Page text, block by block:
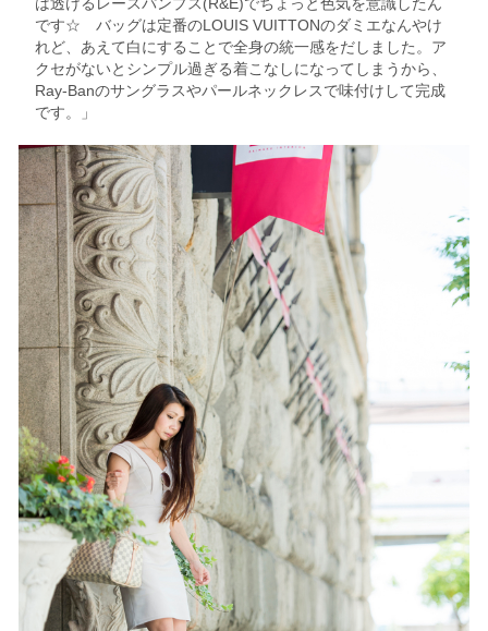
です☆ バッグは定番のLOUIS VUITTONのダミエなんやけ
れど、あえて白にすることで全身の統一感をだしました。ア
クセがないとシンプル過ぎる着こなしになってしまうから、
Ray-Banのサングラスやパールネックレスで味付けして完成
です。」